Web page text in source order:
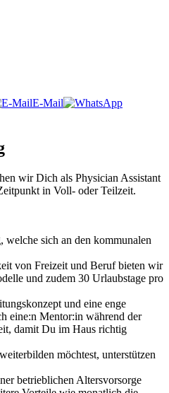
E-Mail
wir Dich als Physician Assistant
in Voll- oder Teilzeit.
welche sich an den kommunalen
von Freizeit und Beruf bieten wir
und zudem 30 Urlaubstage pro
und eine enge
eine:n Mentor:in während der
damit Du im Haus richtig
möchtest, unterstützen
betrieblichen Altersvorsorge